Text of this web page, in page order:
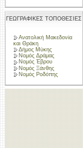
ΓΕΩΓΡΑΦΙΚΕΣ ΤΟΠΟΘΕΣΙΕΣ
Ανατολική Μακεδονία
και Θράκη
Δήμος Μύκης
Νομός Δράμας
Νομός Έβρου
Νομός Ξάνθης
Νομός Ροδόπης